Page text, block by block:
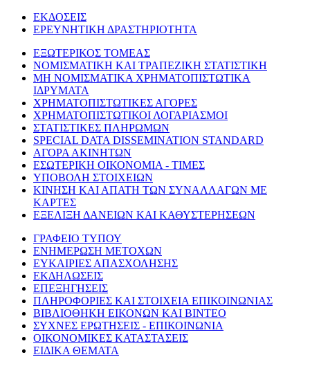
ΕΚΔΟΣΕΙΣ
ΕΡΕΥΝΗΤΙΚΗ ΔΡΑΣΤΗΡΙΟΤΗΤΑ
ΕΞΩΤΕΡΙΚΟΣ ΤΟΜΕΑΣ
ΝΟΜΙΣΜΑΤΙΚΗ ΚΑΙ ΤΡΑΠΕΖΙΚΗ ΣΤΑΤΙΣΤΙΚΗ
ΜΗ ΝΟΜΙΣΜΑΤΙΚΑ ΧΡΗΜΑΤΟΠΙΣΤΩΤΙΚΑ
ΙΔΡΥΜΑΤΑ
ΧΡΗΜΑΤΟΠΙΣΤΩΤΙΚΕΣ ΑΓΟΡΕΣ
ΧΡΗΜΑΤΟΠΙΣΤΩΤΙΚΟΙ ΛΟΓΑΡΙΑΣΜΟΙ
ΣΤΑΤΙΣΤΙΚΕΣ ΠΛΗΡΩΜΩΝ
SPECIAL DATA DISSEMINATION STANDARD
ΑΓΟΡΑ ΑΚΙΝΗΤΩΝ
ΕΣΩΤΕΡΙΚΗ ΟΙΚΟΝΟΜΙΑ - ΤΙΜΕΣ
ΥΠΟΒΟΛΗ ΣΤΟΙΧΕΙΩΝ
ΚΙΝΗΣΗ ΚΑΙ ΑΠΑΤΗ ΤΩΝ ΣΥΝΑΛΛΑΓΩΝ ΜΕ
ΚΑΡΤΕΣ
ΕΞΕΛΙΞΗ ΔΑΝΕΙΩΝ ΚΑΙ ΚΑΘΥΣΤΕΡΗΣΕΩΝ
ΓΡΑΦΕΙΟ ΤΥΠΟΥ
ΕΝΗΜΕΡΩΣΗ ΜΕΤΟΧΩΝ
ΕΥΚΑΙΡΙΕΣ ΑΠΑΣΧΟΛΗΣΗΣ
ΕΚΔΗΛΩΣΕΙΣ
ΕΠΕΞΗΓΗΣΕΙΣ
ΠΛΗΡΟΦΟΡΙΕΣ ΚΑΙ ΣΤΟΙΧΕΙΑ ΕΠΙΚΟΙΝΩΝΙΑΣ
ΒΙΒΛΙΟΘΗΚΗ ΕΙΚΟΝΩΝ ΚΑΙ ΒΙΝΤΕΟ
ΣΥΧΝΕΣ ΕΡΩΤΗΣΕΙΣ - ΕΠΙΚΟΙΝΩΝΙΑ
ΟΙΚΟΝΟΜΙΚΕΣ ΚΑΤΑΣΤΑΣΕΙΣ
ΕΙΔΙΚΑ ΘΕΜΑΤΑ